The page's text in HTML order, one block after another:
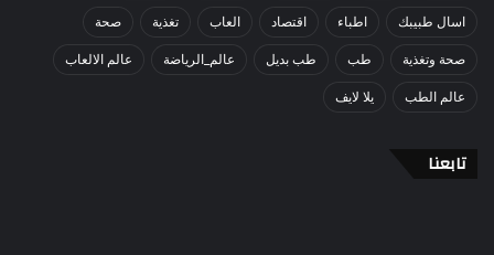
اسال طبيبك اطباء اقتصاد العاب تغذية صحة
صحة وتغذية طب طب بديل عالم_الرياضة عالم الالعاب
عالم الطب يلا لايف
تابعنا